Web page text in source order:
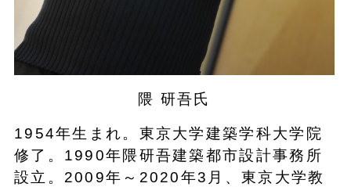
隈 研吾氏
1954年生まれ。東京大学建築学科大学院
修了。1990年隈研吾建築都市設計事務所
設立。2009年～2020年3月、東京大学教